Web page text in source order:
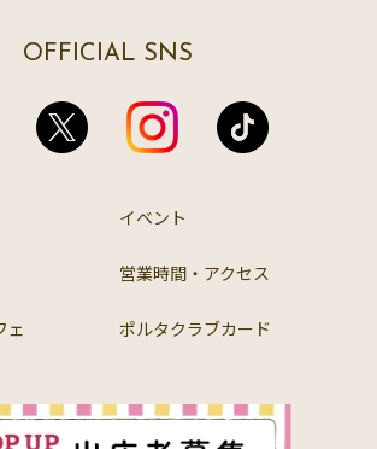
OFFICIAL SNS
イベント
営業時間・アクセス
ェ ポルタクラブカード